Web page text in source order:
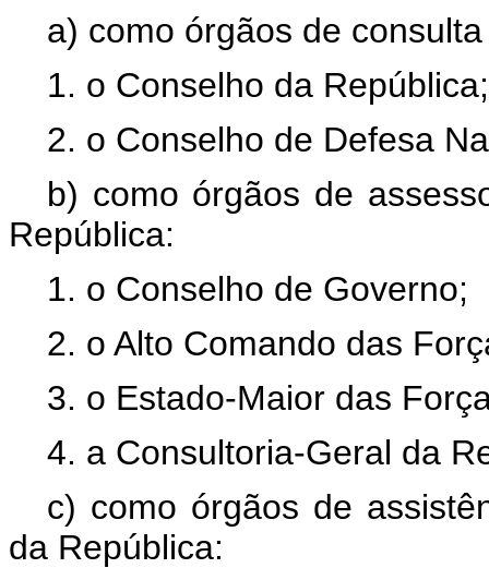
a) como órgãos de
1. o Conselho da República;
2. o Conselho de Defesa
b) como órgãos de
República:
1. o Conselho de Governo;
2. o Alto Comando das
3. o Estado-Maior das
4. a Consultoria-Geral da
c) como órgãos de
da República: